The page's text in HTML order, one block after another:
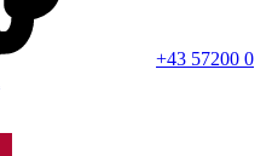
+43 57200 0